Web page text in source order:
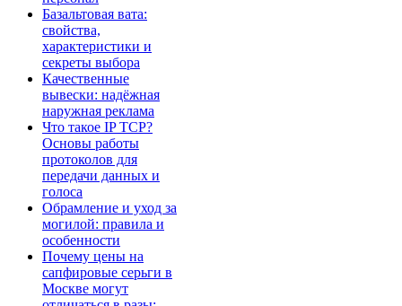
Базальтовая вата:
свойства,
характеристики и
секреты выбора
Качественные
вывески: надёжная
наружная реклама
Что такое IP TCP?
Основы работы
протоколов для
передачи данных и
голоса
Обрамление и уход за
могилой: правила и
особенности
Почему цены на
сапфировые серьги в
Москве могут